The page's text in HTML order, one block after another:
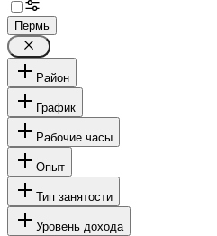
Пермь
Район
График
Рабочие часы
Опыт
Тип занятости
Уровень дохода